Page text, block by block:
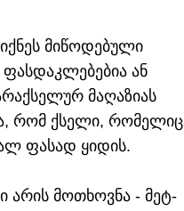
მიწოდებული
ან
მაღაზიას
რომ ქსელი, რომელიც
ფასად ყიდის.
არის მოთხოვნა - მეტ-